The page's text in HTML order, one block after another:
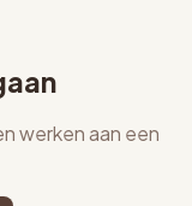
werken aan een